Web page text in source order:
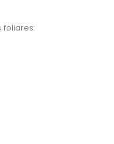
foliares: